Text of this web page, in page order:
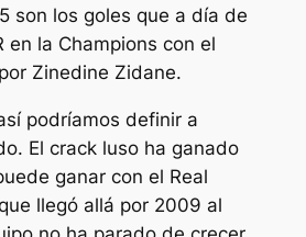
son los goles que a día de
en la Champions con el
Zinedine Zidane.
podríamos definir a
El crack luso ha ganado
ganar con el Real
llegó allá por 2009 al